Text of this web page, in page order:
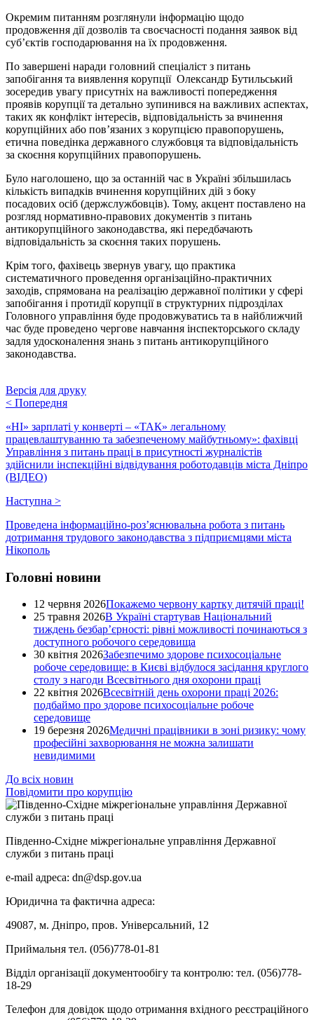
Окремим питанням розглянули інформацію щодо
продовження дії дозволів та своєчасності подання заявок від
суб’єктів господарювання на їх продовження.
По завершені наради головний спеціаліст з питань
запобігання та виявлення корупції Олександр Бутильський
зосередив увагу присутніх на важливості попередження
проявів корупції та детально зупинився на важливих аспектах,
таких як конфлікт інтересів, відповідальність за вчинення
корупційних або пов’язаних з корупцією правопорушень,
етична поведінка державного службовця та відповідальність
за скоєння корупційних правопорушень.
Було наголошено, що за останній час в Україні збільшилась
кількість випадків вчинення корупційних дій з боку
посадових осіб (держслужбовців). Тому, акцент поставлено на
розгляд нормативно-правових документів з питань
антикорупційного законодавства, які передбачають
відповідальність за скоєння таких порушень.
Крім того, фахівець звернув увагу, що практика
систематичного проведення організаційно-практичних
заходів, спрямована на реалізацію державної політики у сфері
запобігання і протидії корупції в структурних підрозділах
Головного управління буде продовжуватись та в найближчий
час буде проведено чергове навчання інспекторського складу
задля удосконалення знань з питань антикорупційного
законодавства.
Версія для друку
< Попередня
«НІ» зарплаті у конверті – «ТАК» легальному
працевлаштуванню та забезпеченому майбутньому»: фахівці
Управління з питань праці в присутності журналістів
здійснили інспекційні відвідування роботодавців міста Дніпро
(ВІДЕО)
Наступна >
Проведена інформаційно-роз’яснювальна робота з питань
дотримання трудового законодавства з підприємцями міста
Нікополь
Головні новини
12 червня 2026Покажемо червону картку дитячій праці!
25 травня 2026В Україні стартував Національний
тиждень безбар’єрності: рівні можливості починаються з
доступного робочого середовища
30 квітня 2026Забезпечимо здорове психосоціальне
робоче середовище: в Києві відбулося засідання круглого
столу з нагоди Всесвітнього дня охорони праці
22 квітня 2026Всесвітній день охорони праці 2026:
подбаймо про здорове психосоціальне робоче
середовище
19 березня 2026Медичні працівники в зоні ризику: чому
професійні захворювання не можна залишати
невидимими
До всіх новин
Повідомити про корупцію
Південно-Східне міжрегіональне управління Державної
служби з питань праці
e-mail адреса: dn@dsp.gov.ua
Юридична та фактична адреса:
49087, м. Дніпро, пров. Універсальний, 12
Приймальня тел. (056)778-01-81
Відділ організації документообігу та контролю: тел. (056)778-
18-29
Телефон для довідок щодо отримання вхідного реєстраційного